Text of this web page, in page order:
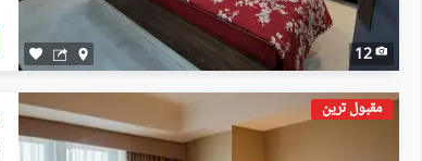
12
مقبول ترین